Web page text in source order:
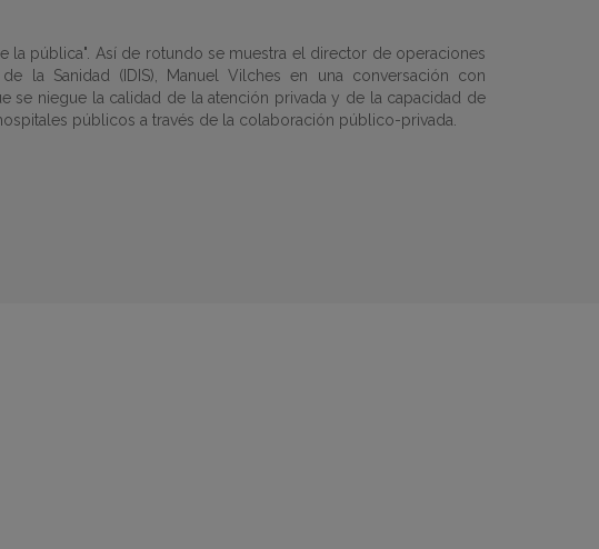
la pública". Así de rotundo se muestra el director de operaciones
la Sanidad (IDIS), Manuel Vilches en una conversación con
se niegue la calidad de la atención privada y de la capacidad de
públicos a través de la colaboración público-privada.